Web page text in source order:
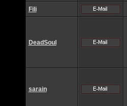
Fili
DeadSoul
sarain